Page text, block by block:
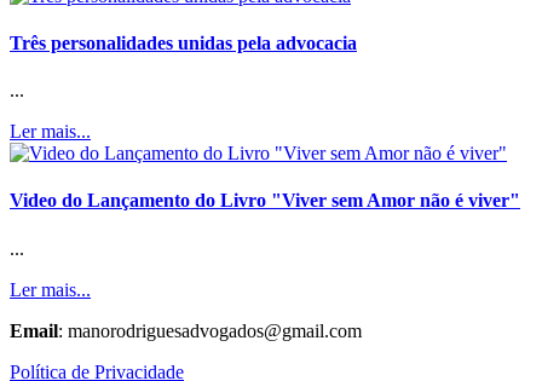
Três personalidades unidas pela advocacia
...
Ler mais...
Video do Lançamento do Livro "Viver sem Amor não é viver"
...
Ler mais...
Email: manorodriguesadvogados@gmail.com
Política de Privacidade